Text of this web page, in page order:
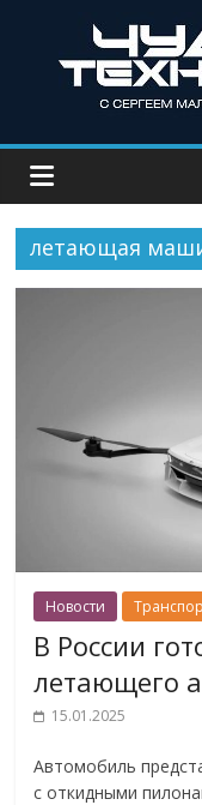
летающая
Новости
В России
летающего
15.01.2025
Автомобиль
с откидными